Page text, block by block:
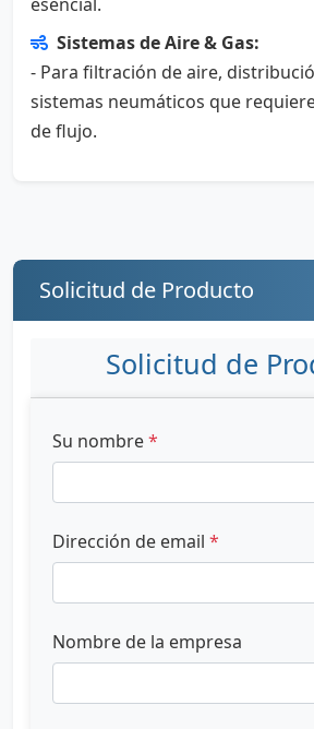
Sistemas de Aire & Gas:
- Para filtración de aire,
sistemas neumáticos que
de flujo.
Solicitud de Producto
Solicitud de
Su nombre*
Dirección de email *
Nombre de la empresa